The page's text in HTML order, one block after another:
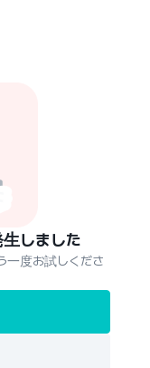
しました
一度お試しくださ